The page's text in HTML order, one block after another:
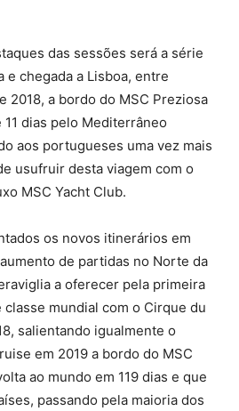
das sessões será a série
e chegada a Lisboa, entre
2018, a bordo do MSC Preziosa
dias pelo Mediterrâneo
aos portugueses uma vez mais
usufruir desta viagem com o
MSC Yacht Club.
os novos itinerários em
de partidas no Norte da
a oferecer pela primeira
mundial com o Cirque du
salientando igualmente o
em 2019 a bordo do MSC
ao mundo em 119 dias e que
passando pela maioria dos